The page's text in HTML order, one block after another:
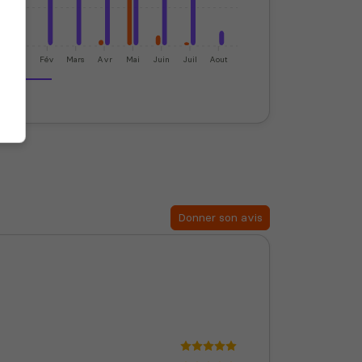
Fév Mars Avr Mai Juin Juil Aout
Donner son avis